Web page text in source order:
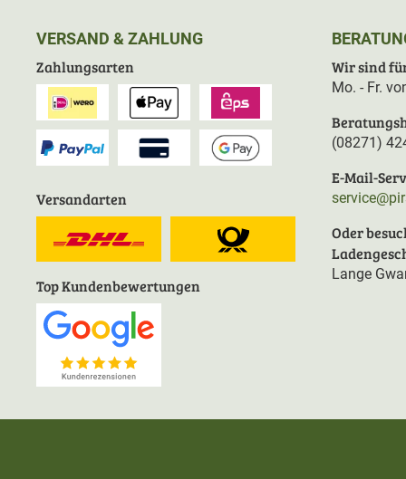
VERSAND & ZAHLUNG
Zahlungsarten
Versandarten
Top Kundenbewertungen
Wir sind
Mo. - Fr.
(08271)
E-Mail-
Oder
Lange